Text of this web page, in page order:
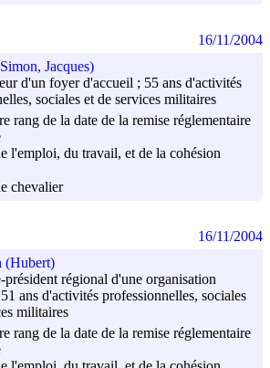
Jacques)
d'un foyer d'accueil ; 55 ans d'activités
sociales et de services militaires
rang de la date de la remise réglementaire
l'emploi, du travail, et de la cohésion
chevalier
16/11/2004
(Hubert)
président régional d'une organisation
ans d'activités professionnelles, sociales
militaires
rang de la date de la remise réglementaire
16/11/2004